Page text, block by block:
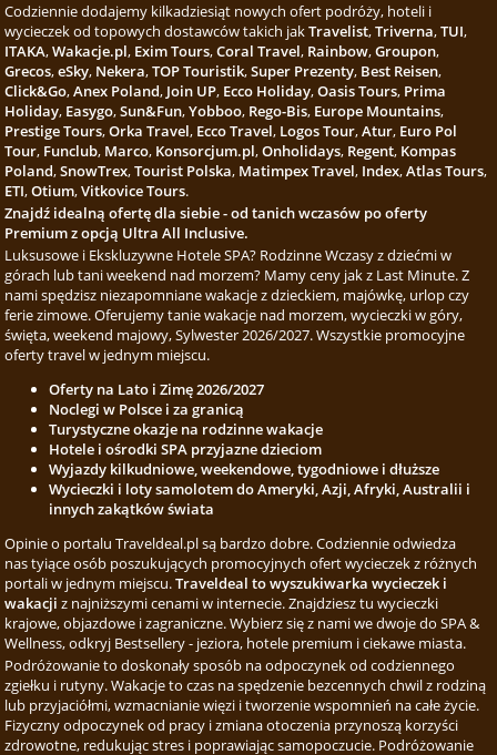
Codziennie dodajemy kilkadziesiąt nowych ofert podróży, hoteli i
wycieczek od topowych dostawców takich jakTravelist,Triverna,TUI,
ITAKA,Wakacje.pl, Exim Tours,Coral Travel, Rainbow,Groupon,
Grecos,eSky, Nekera,TOP Touristik,Super Prezenty, Best Reisen,
Click&Go,Anex Poland, Join UP, Ecco Holiday,Oasis Tours, Prima
Holiday, Easygo,Sun&Fun,Yobboo, Rego-Bis, Europe Mountains,
Prestige Tours,Orka Travel, Ecco Travel, Logos Tour,Atur, Euro Pol
Tour, Funclub, Marco, Konsorcjum.pl,Onholidays, Regent, Kompas
Poland,SnowTrex,Tourist Polska, Matimpex Travel, Index,Atlas Tours,
ETI,Otium,Vitkovice Tours.
Znajdź idealną ofertę dla siebie - od tanich wczasów po oferty
Premium z opcją Ultra All Inclusive.
Luksusowe i Ekskluzywne Hotele SPA? Rodzinne Wczasy z dziećmi w
górach lub tani weekend nad morzem? Mamy ceny jak z Last Minute. Z
nami spędzisz niezapomniane wakacje z dzieckiem, majówkę, urlop czy
ferie zimowe. Oferujemy tanie wakacje nad morzem, wycieczki w góry,
święta, weekend majowy, Sylwester 2026/2027. Wszystkie promocyjne
oferty travel w jednym miejscu.
Oferty na Lato i Zimę 2026/2027
Noclegi w Polsce i za granicą
Turystyczne okazje na rodzinne wakacje
Hotele i ośrodki SPA przyjazne dzieciom
Wyjazdy kilkudniowe, weekendowe, tygodniowe i dłuższe
Wycieczki i loty samolotem do Ameryki, Azji, Afryki, Australii i
innych zakątków świata
Opinie o portalu Traveldeal.pl są bardzo dobre. Codziennie odwiedza
nas tyiące osób poszukujących promocyjnych ofert wycieczek z różnych
portali w jednym miejscu.Traveldeal to wyszukiwarka wycieczek i
wakacji z najniższymi cenami w internecie. Znajdziesz tu wycieczki
krajowe, objazdowe i zagraniczne. Wybierz się z nami we dwoje do SPA &
Wellness, odkryj Bestsellery - jeziora, hotele premium i ciekawe miasta.
Podróżowanie to doskonały sposób na odpoczynek od codziennego
zgiełku i rutyny. Wakacje to czas na spędzenie bezcennych chwil z rodziną
lub przyjaciółmi, wzmacnianie więzi i tworzenie wspomnień na całe życie.
Fizyczny odpoczynek od pracy i zmiana otoczenia przynoszą korzyści
zdrowotne, redukując stres i poprawiając samopoczucie. Podróżowanie